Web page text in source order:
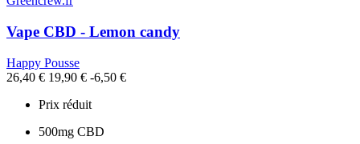
Vape CBD - Lemon candy
Happy Pousse
26,40 € 19,90 € -6,50 €
Prix réduit
500mg CBD